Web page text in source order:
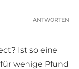
Ist so eine
wenige Pfund
ANTWORTEN